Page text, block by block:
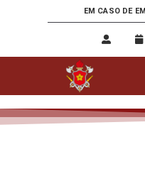
EM CASO DE